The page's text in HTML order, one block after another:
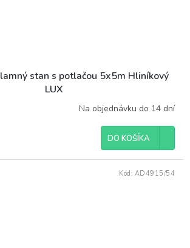
stan s potlačou 5x5m Hliníkový
LUX
Na objednávku do 14 dní
DO KOŠÍKA
Kód: AD4915/54